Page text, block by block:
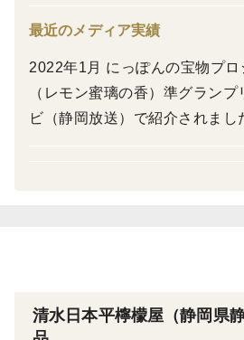
レモンソーダの素 １本
最近のメディア実績
2022年1月 にっぽんの宝物プ
（レモン蜜璃の香）準グラン
ビ（静岡放送）で紹介されま
清水日本平檸檬屋（静岡県